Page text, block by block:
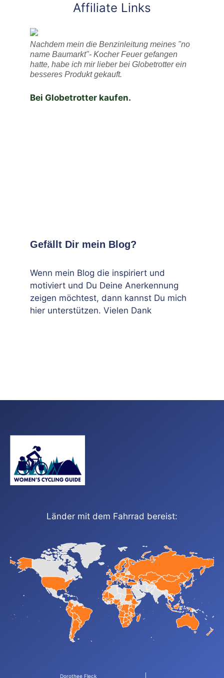
Affiliate Links
Nachdem mein die Benzinleitung meines "no
name Baumarkt"- Kocher Feuer gefangen
hatte, habe ich mir lieber bei Globetrotter ein
besseres Produkt gekauft.
Bei Globetrotter kaufen.
Gefällt Dir mein Blog?
Wenn mein Blog die inspiriert und
motiviert und Du Deine Anerkennung
zeigen möchtest, dann kannst Du mich
hier unterstützen. Vielen Dank
Länder mit dem Fahrrad bereist:
Dorothee Fleck